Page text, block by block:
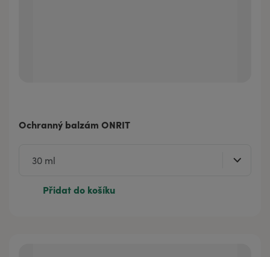
Ochranný balzám ONRIT
Přidat do košíku